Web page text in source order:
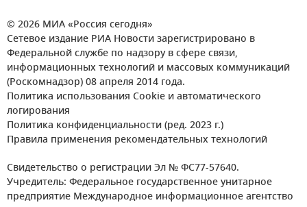
© 2026 МИА «Россия сегодня»
Сетевое издание РИА Новости зарегистрировано в
Федеральной службе по надзору в сфере связи,
информационных технологий и массовых коммуникаций
(Роскомнадзор) 08 апреля 2014 года.
Политика использования Cookie и автоматического
логирования
Политика конфиденциальности (ред. 2023 г.)
Правила применения рекомендательных технологий
Свидетельство о регистрации Эл № ФС77-57640.
Учредитель: Федеральное государственное унитарное
предприятие Международное информационное агентство